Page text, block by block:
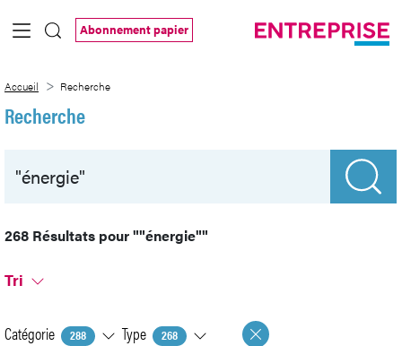
Saut au contenu principal
Abonnement papier
Accueil Recherche
Recherche
268 Résultats pour""énergie""
Tri
Catégorie 288 Type 268